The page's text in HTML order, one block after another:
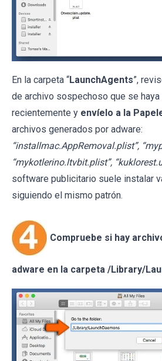
En la carpeta “LaunchAgents”,
de archivo sospechoso que se
recientemente y envíelo a la
archivos generados por adware:
“installmac.AppRemoval.plist”,
“mykotlerino.ltvbit.plist”,
software publicitario suele instalar
siguiendo el mismo patrón.
Compruebe si hay
adware en la carpeta /Library/